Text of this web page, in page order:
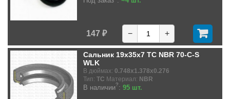
147 ₽ − +
Сальник 19x35x7 TC NBR 70-C-S
WLK
В дюймах: 0.748x1.378x0.276
Тип: TC Материал: NBR
В наличии?: 95 шт.